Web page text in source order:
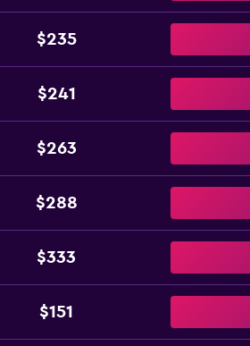
$235
$241
$263
$288
$333
$151